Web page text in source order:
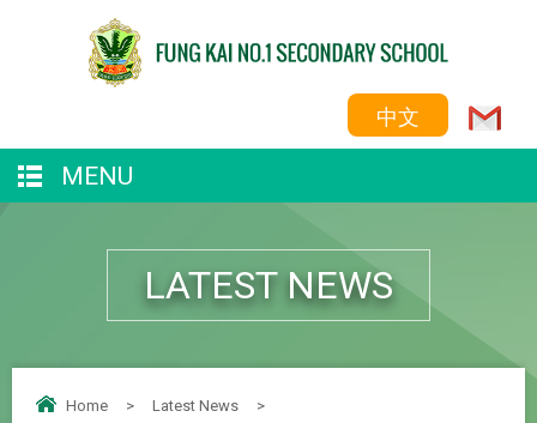
中文
MENU
LATEST NEWS
Home > Latest News
>